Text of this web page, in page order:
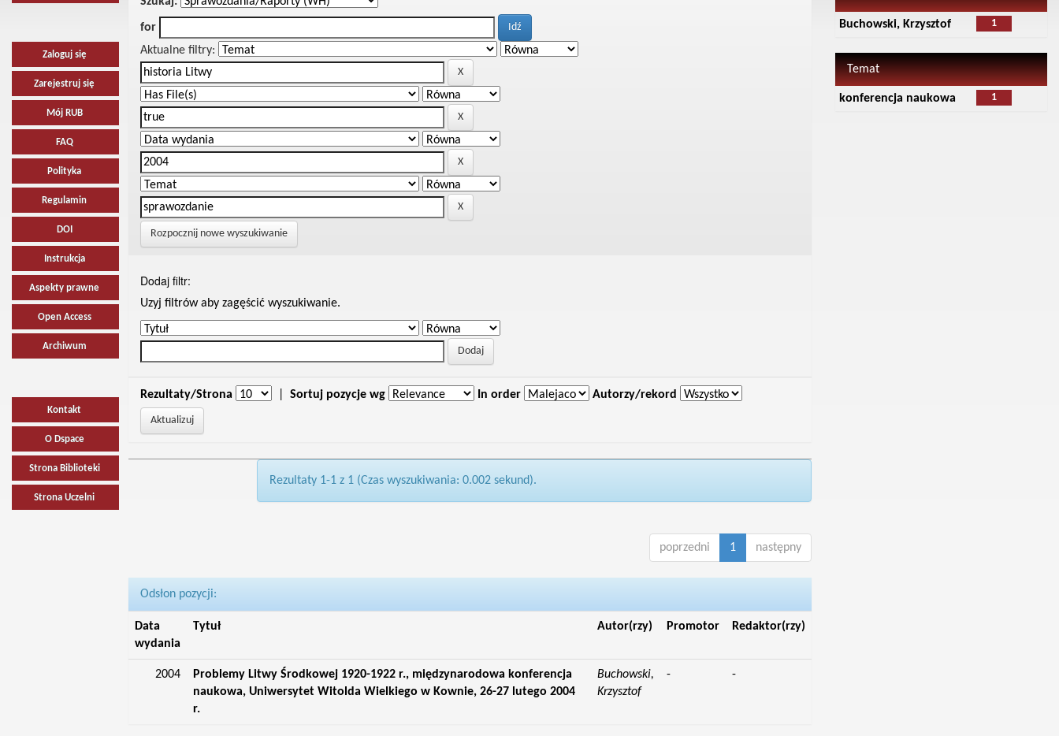
Zaloguj się
Zarejestruj się
Mój RUB
FAQ
Polityka
Regulamin
DOI
Instrukcja
Aspekty prawne
Open Access
Archiwum
Kontakt
O Dspace
Strona Biblioteki
Strona Uczelni
for
Aktualne filtry:
Rozpocznij nowe wyszukiwanie
Dodaj filtr:
Uzyj filtrów aby zagęścić wyszukiwanie.
Rezultaty/Strona Sortuj pozycje wg In order Autorzy/rekord
Rezultaty 1-1 z 1 (Czas wyszukiwania: 0.002 sekund).
poprzedni 1 następny
Odsłon pozycji:
Data
wydania
Tytuł Autor(rzy) Promotor Redaktor(rzy)
2004
Problemy Litwy Środkowej 1920-1922 r., międzynarodowa konferencja
naukowa, Uniwersytet Witolda Wielkiego w Kownie, 26-27 lutego 2004
r.
Buchowski,
Krzysztof
- -
1
Buchowski, Krzysztof
Temat
1
konferencja naukowa